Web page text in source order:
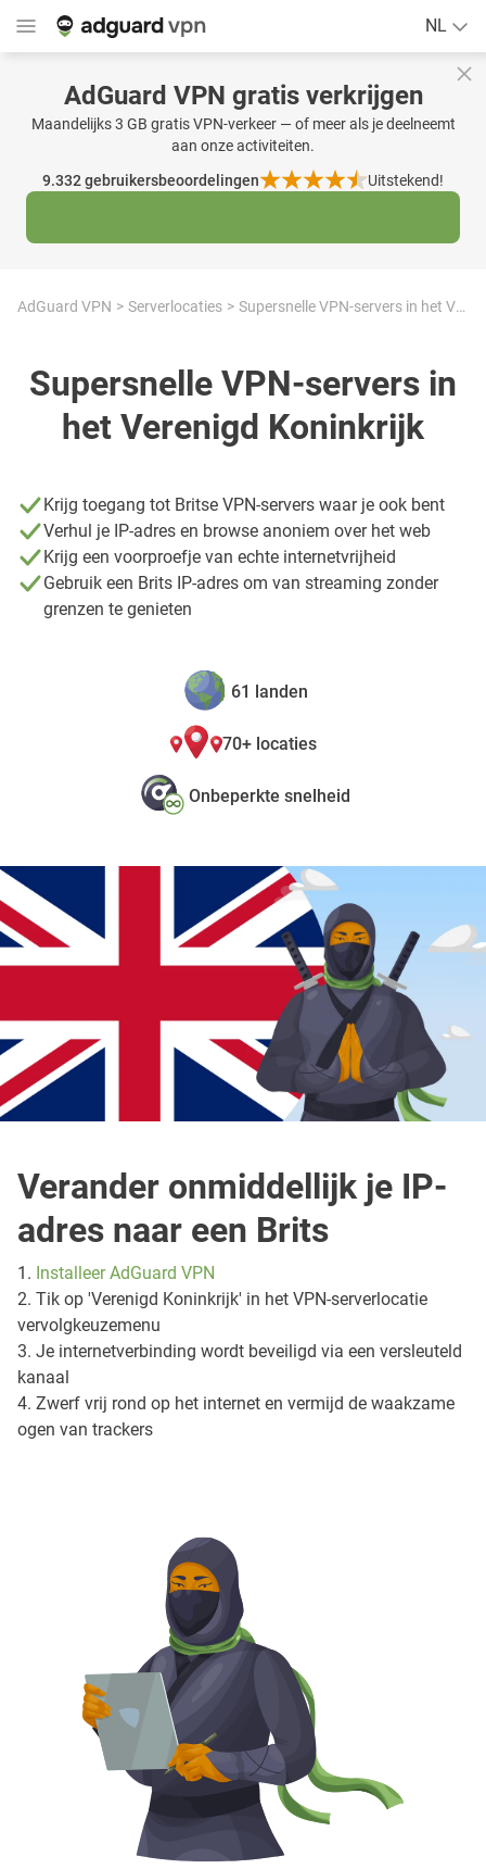
NL
AdGuard VPN gratis verkrijgen
Maandelijks 3 GB gratis VPN-verkeer — of meer als je deelneemt
aan onze activiteiten.
9.332gebruikersbeoordelingen Uitstekend!
AdGuard VPN Serverlocaties Supersnelle VPN-servers in het Verenigd Koninkrijk
Supersnelle VPN-servers in
het Verenigd Koninkrijk
Krijg toegang tot Britse VPN-servers waar je ook bent
Verhul je IP-adres en browse anoniem over het web
Krijg een voorproefje van echte internetvrijheid
Gebruik een Brits IP-adres om van streaming zonder
grenzen te genieten
61 landen
70+ locaties
Onbeperkte snelheid
Verander onmiddellijk je IP-
adres naar een Brits
1. Installeer AdGuard VPN
2. Tik op 'Verenigd Koninkrijk' in het VPN-serverlocatie
vervolgkeuzemenu
3. Je internetverbinding wordt beveiligd via een versleuteld
kanaal
4. Zwerf vrij rond op het internet en vermijd de waakzame
ogen van trackers